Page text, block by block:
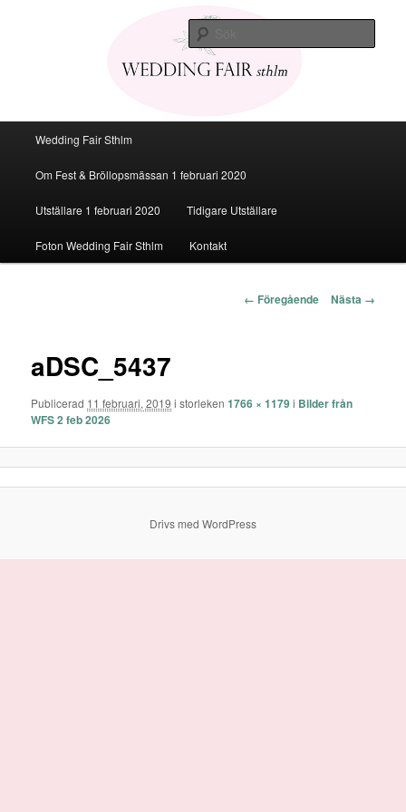
Bröllopsmässa Stockholm 2020
Hoppa
till
huvudinnehåll
Wedding Fair Sthlm
Om Fest & Bröllopsmässan 1 februari 2020
Utställare 1 februari 2020 Tidigare Utställare
Foton Wedding Fair Sthlm Kontakt
Bildnavigering
← Föregående Nästa →
aDSC_5437
Publicerad 11 februari, 2019 i storleken1766 × 1179i Bilder från
WFS 2 feb 2026
Drivs med WordPress